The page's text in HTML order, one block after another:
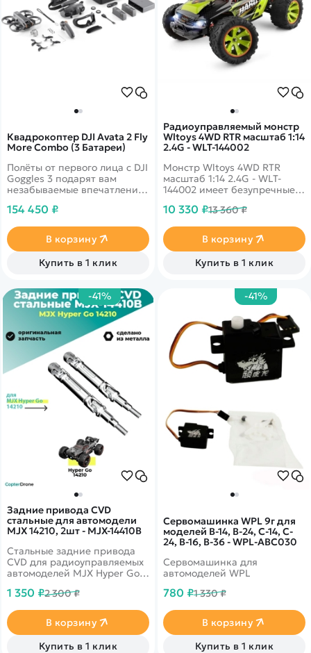
Квадрокоптер DJI Avata 2 Fly
More Combo (3 Батареи)
Полёты от первого лица с DJI
Goggles 3 подарят вам
незабываемые впечатления.
высококачественным
минимальной задержкой
видео. Функция Real View
PiP позволяет
просматривать изображение
154 450 ₽
В корзину
Купить в 1 клик
Радиоуправляемый монстр
Wltoys 4WD RTR масштаб 1:14
2.4G - WLT-144002
Монстр Wltoys 4WD RTR
масштаб 1:14 2.4G - WLT-
144002 имеет безупречные
Эта радиоуправляемая
масштабе 1:14,
характеризуется
экономичным
энергопотреблением и
10 330 ₽13 360 ₽
В корзину
Купить в 1 клик
-41%
Задние привода CVD
стальные для автомодели
MJX 14210, 2шт - MJX-14410B
Стальные задние привода
CVD для радиоуправляемых
автомоделей MJX Hyper Go
1 350 ₽2 300 ₽
В корзину
Купить в 1 клик
-41%
Сервомашинка WPL 9г для
моделей B-14, B-24, C-14, C-
24, B-16, B-36 - WPL-ABC030
Сервомашинка для
автомоделей WPL
780 ₽1 330 ₽
В корзину
Купить в 1 клик